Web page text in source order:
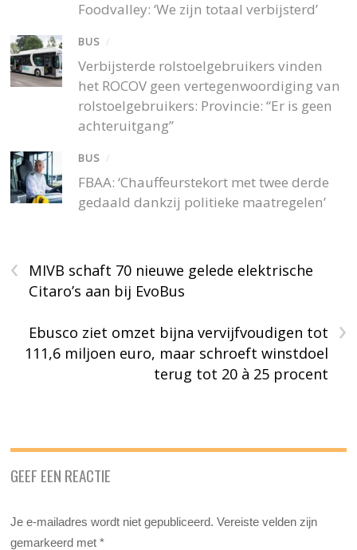
Foodvalley: ‘We zijn totaal verbijsterd’
BUS /
Verbijsterde rolstoelgebruikers vinden
het ROCOV geen vertegenwoordiging van
rolstoelgebruikers: Provincie: “Er is geen
achteruitgang”
BUS /
FBAA: ‘Chauffeurstekort met twee derde
gedaald dankzij politieke maatregelen’
‹
MIVB schaft 70 nieuwe gelede elektrische
Citaro’s aan bij EvoBus
›
Ebusco ziet omzet bijna vervijfvoudigen tot
111,6 miljoen euro, maar schroeft winstdoel
terug tot 20 à 25 procent
GEEF EEN REACTIE
Je e-mailadres wordt niet gepubliceerd. Vereiste velden zijn
gemarkeerd met*